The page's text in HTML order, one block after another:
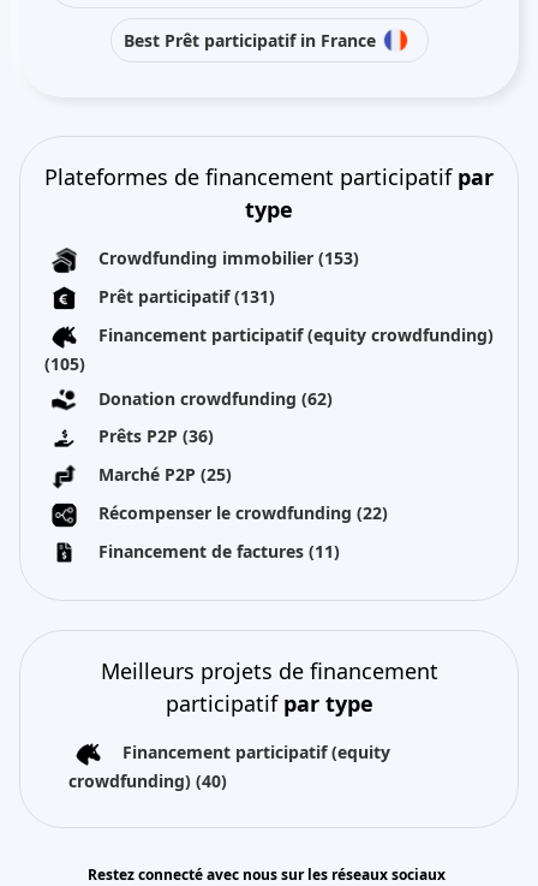
Best Prêt participatif in France
Plateformes de financement participatif par
type
Crowdfunding immobilier (153)
Prêt participatif(131)
Financement participatif (equity crowdfunding)
(105)
Donation crowdfunding (62)
Prêts P2P (36)
Marché P2P (25)
Récompenser le crowdfunding (22)
Financement de factures (11)
Meilleurs projets de financement
participatif par type
Financement participatif (equity
crowdfunding) (40)
Restez connecté avec nous sur les réseaux sociaux